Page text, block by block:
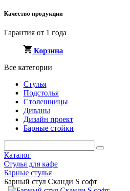
Качество продукции
Гарантия от 1 года
Корзина
Все категории
Стулья
Подстолья
Столешницы
Диваны
Дизайн проект
Барные стойки
Каталог
Стулья для кафе
Барные стулья
Барный стул Сканди S софт